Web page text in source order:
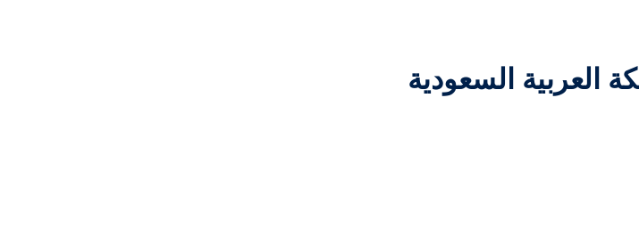
العربية السعودية